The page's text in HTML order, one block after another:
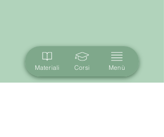
Materiali Corsi Menù